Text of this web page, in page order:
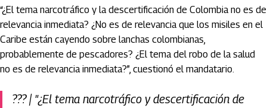
“¿El tema narcotráfico y la descertificación de Colombia no es de
relevancia inmediata? ¿No es de relevancia que los misiles en el
Caribe están cayendo sobre lanchas colombianas,
probablemente de pescadores? ¿El tema del robo de la salud
no es de relevancia inmediata?”, cuestionó el mandatario.
???️ | "¿El tema narcotráfico y descertificación de